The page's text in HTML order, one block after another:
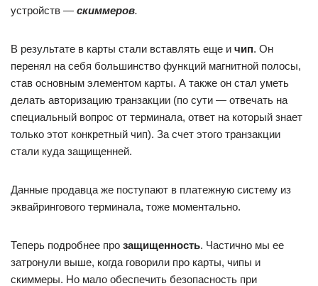
устройств — скиммеров.
В результате в карты стали вставлять еще и чип. Он
перенял на себя большинство функций магнитной полосы,
став основным элементом карты. А также он стал уметь
делать авторизацию транзакции (по сути — отвечать на
специальный вопрос от терминала, ответ на который знает
только этот конкретный чип). За счет этого транзакции
стали куда защищенней.
Данные продавца же поступают в платежную систему из
эквайрингового терминала, тоже моментально.
Теперь подробнее про защищенность. Частично мы ее
затронули выше, когда говорили про карты, чипы и
скиммеры. Но мало обеспечить безопасность при